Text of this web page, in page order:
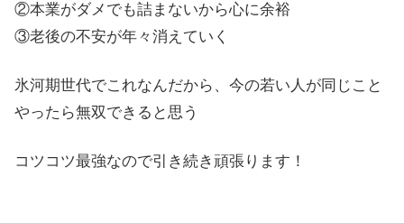
②本業がダメでも詰まないから心に余裕
③老後の不安が年々消えていく
氷河期世代でこれなんだから、今の若い人が同じこと
やったら無双できると思う
コツコツ最強なので引き続き頑張ります！